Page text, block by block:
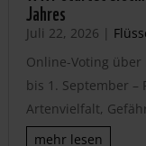
Jahres
Juli 22, 2026 |
Online-Voting über
bis 1. September –
Artenvielfalt,
mehr lesen